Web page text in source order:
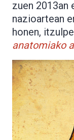
zuen 2013an
nazioartean
honen,
anatomiako